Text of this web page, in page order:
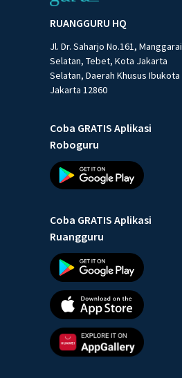
RUANGGURU HQ
Jl. Dr. Saharjo No.161, Manggarai
Selatan, Tebet, Kota Jakarta
Selatan, Daerah Khusus Ibukota
Jakarta 12860
Coba GRATIS Aplikasi
Roboguru
Coba GRATIS Aplikasi
Ruangguru